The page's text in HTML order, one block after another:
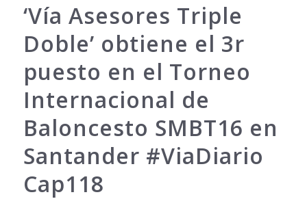
‘Vía Asesores Triple
Doble’ obtiene el 3r
puesto en el Torneo
Internacional de
Baloncesto SMBT16 en
Santander #ViaDiario
Cap118